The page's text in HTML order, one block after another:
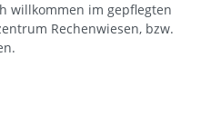
willkommen im gepflegten
Rechenwiesen, bzw.